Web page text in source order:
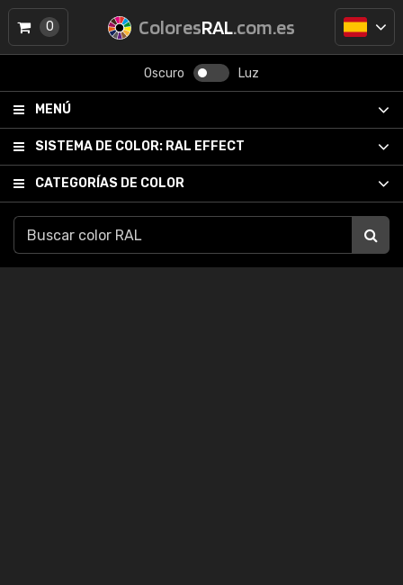
ColoresRAL.com.es
Oscuro Luz
MENÚ
SISTEMA DE COLOR: RAL EFFECT
CATEGORÍAS DE COLOR
0